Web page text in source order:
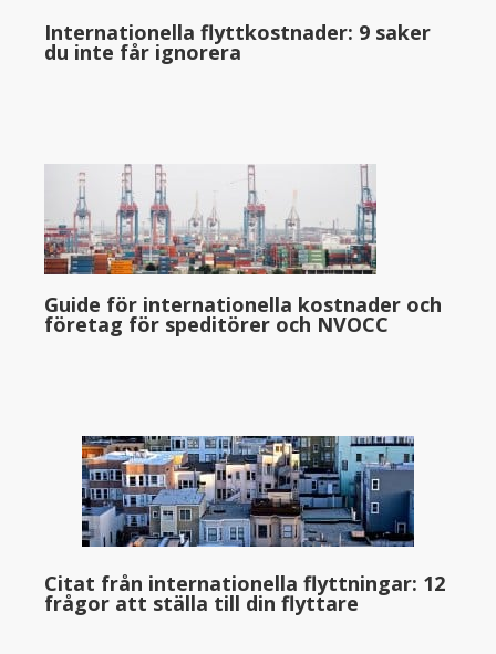
Internationella flyttkostnader: 9 saker
du inte får ignorera
Guide för internationella kostnader och
företag för speditörer och NVOCC
Citat från internationella flyttningar: 12
frågor att ställa till din flyttare